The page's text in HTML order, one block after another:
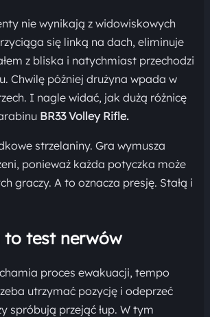
nie wynikają z widowiskowych
się linką na dach, eliminuje
z bliska i natychmiast przechodzi
Chwilę później drużyna wpada w
I nagle widać, jak dużą różnicę
BR33 Volley Rifle.
strzelaniny. Gra wymusza
ponieważ każda potyczka może
graczy. A to oznacza presję. Stałą i
to test nerwów
proces ewakuacji, tempo
utrzymać pozycję i odeprzeć
spróbują przejąć łup. W tym